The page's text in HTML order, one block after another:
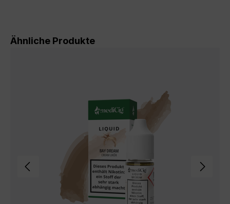
Produktgalerie überspringen
Ähnliche Produkte